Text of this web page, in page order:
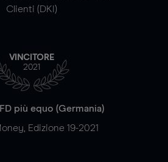
Clienti (DKI)
VINCITORE
2021
più equo (Germania)
Edizione 19-2021